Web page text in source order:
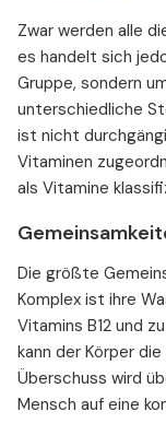
Zwar werden alle
es handelt sich
Gruppe, sondern
unterschiedliche
ist nicht
Vitaminen
als Vitamine
Die größte
Komplex ist ihre
Vitamins B12 und
kann der Körper
Überschuss wird
Mensch auf eine